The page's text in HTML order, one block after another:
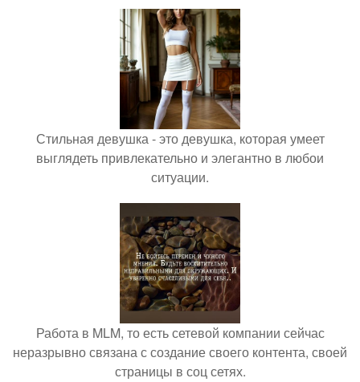
Стильная девушка - это девушка, которая умеет
выглядеть привлекательно и элегантно в любои
ситуации.
Работа в MLM, то есть сетевой компании сейчас
неразрывно связана с создание своего контента, своей
страницы в соц сетях.